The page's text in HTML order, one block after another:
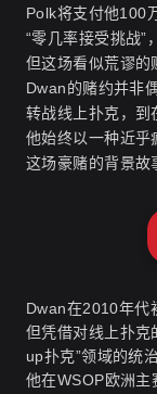
Polk将支付他100
“零几率接受挑战”，
但这场看似荒谬的
Dwan的赌约并非
转战线上扑克，到
他始终以一种近乎
这场豪赌的背景故
Dwan在2010年代
但凭借对线上扑克
up扑克”领域的统
他在WSOP欧洲主